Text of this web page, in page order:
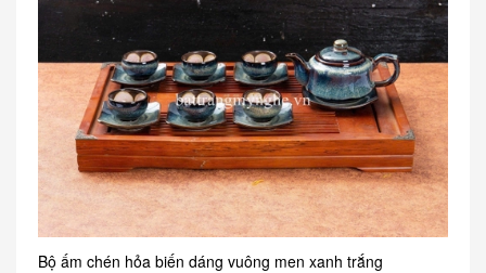
Bộ ấm chén hỏa biến dáng vuông men xanh trắng